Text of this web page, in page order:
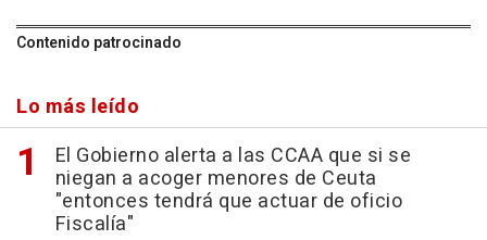
Contenido patrocinado
Lo más leído
El Gobierno alerta a las CCAA que si se
niegan a acoger menores de Ceuta
"entonces tendrá que actuar de oficio
Fiscalía"